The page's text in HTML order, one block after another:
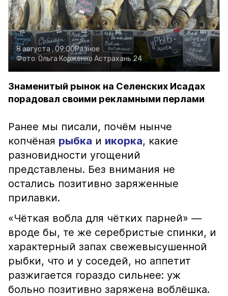
8 августа , 09:00Разное
Фото: Ольга Корженко Астрахань 24
Знаменитый рынок на Селенских Исадах
порадовал своими рекламными перлами
Ранее мы писали, почём нынче
копчёная рыбка и икорка, какие
разновидности угощений
представлены. Без внимания не
остались позитивно заряженные
прилавки.
«Чёткая вобла для чётких парней» —
вроде бы, те же серебристые спинки, и
характерный запах свежевысушенной
рыбки, что и у соседей, но аппетит
разжигается гораздо сильнее: уж
больно позитивно заряжена воблёшка.